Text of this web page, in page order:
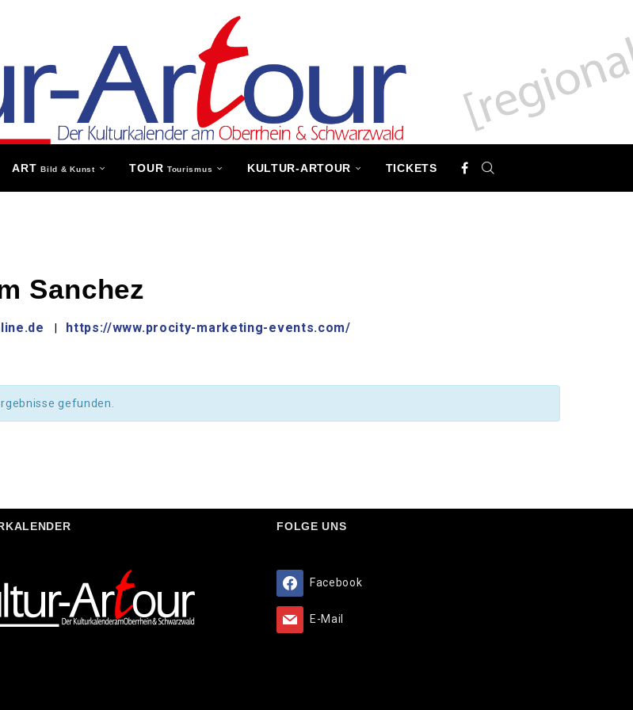
ARTBild & Kunst TOUR Tourismus KULTUR-ARTOUR TICKETS
Sanchez
| https://www.procity-marketing-events.com/
gefunden.
FOLGE UNS
Facebook
E-Mail